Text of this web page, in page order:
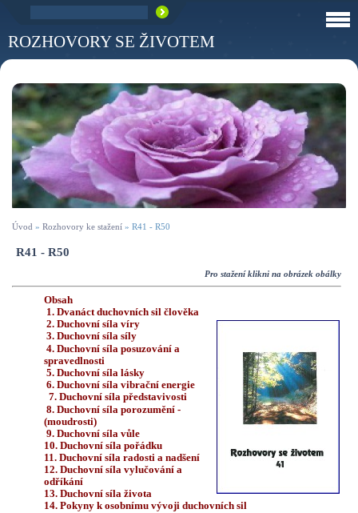
ROZHOVORY SE ŽIVOTEM
Úvod » Rozhovory ke stažení » R41 - R50
R41 - R50
Pro stažení klikni na obrázek obálky
Obsah
1. Dvanáct duchovních sil člověka
2. Duchovní síla víry
3. Duchovní síla síly
4. Duchovní síla posuzování a
spravedlnosti
5. Duchovní síla lásky
6. Duchovní síla vibrační energie
7. Duchovní síla představivosti
8. Duchovní síla porozumění -
(moudrosti)
9. Duchovní síla vůle
10. Duchovní síla pořádku
11. Duchovní síla radosti a nadšení
12. Duchovní síla vylučování a
odříkání
13. Duchovní síla života
14. Pokyny k osobnímu vývoji duchovních sil